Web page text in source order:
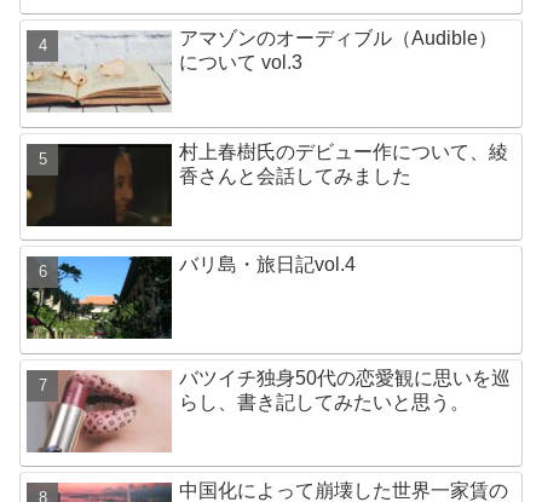
アマゾンのオーディブル（Audible）
について vol.3
村上春樹氏のデビュー作について、綾
香さんと会話してみました
バリ島・旅日記vol.4
バツイチ独身50代の恋愛観に思いを巡
らし、書き記してみたいと思う。
中国化によって崩壊した世界一家賃の